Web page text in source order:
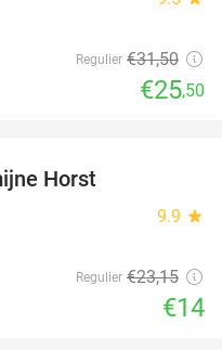
Regulier €31,50
€25,50
Horst
9.9 star
Regulier €23,15
€14